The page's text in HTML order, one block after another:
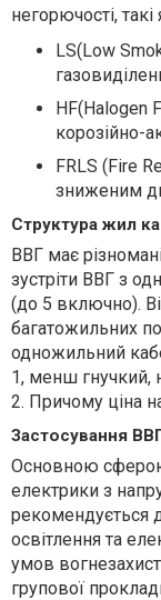
негорючості, такі
LS(Low
HF(Halogen
корозійно-
FRLS (Fire
зниженим
Структура жил
ВВГ має
зустріти ВВГ з
(до 5 включно).
багатожильних
одножильний
1, менш гнучкий,
2. Причому ціна
Застосування
Основною
електрики з
рекомендується
освітлення та
умов
групової